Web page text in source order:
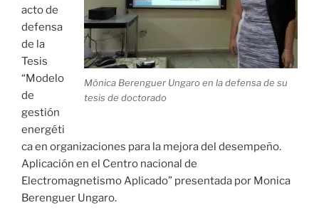
Mónica Berenguer Ungaro en la defensa de su
tesis de doctorado
acto de
defensa
de la
Tesis
“Modelo
de
gestión
energéti
ca en organizaciones para la mejora del desempeño.
Aplicación en el Centro nacional de
Electromagnetismo Aplicado” presentada por Monica
Berenguer Ungaro.